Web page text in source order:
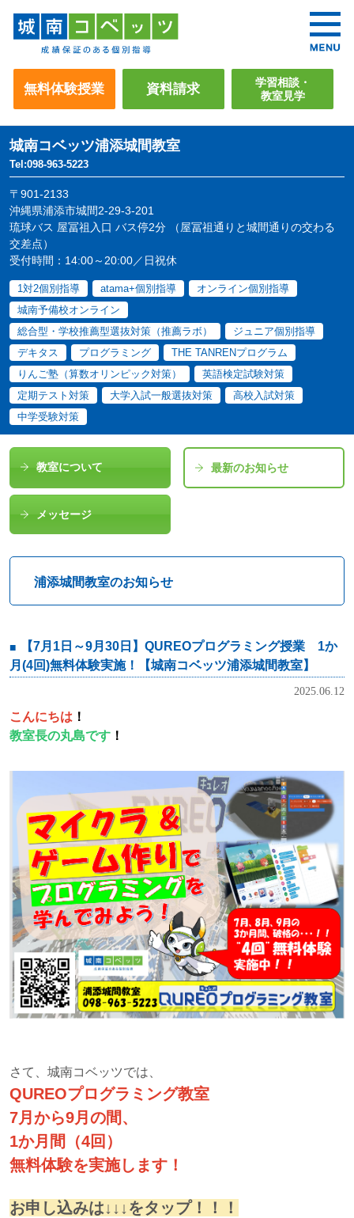
無料体験授業 資料請求
学習相談・
教室見学
城南コベッツ浦添城間教室
Tel:098-963-5223
〒901-2133
沖縄県浦添市城間2-29-3-201
琉球バス 屋冨祖入口 バス停2分 （屋冨祖通りと城間通りの交わる
交差点）
受付時間：14:00～20:00／日祝休
1対2個別指導 atama+個別指導
オンライン個別指導
城南予備校オンライン
総合型・学校推薦型選抜対策（推薦ラボ）
ジュニア個別指導
デキタス
プログラミング
THE TANRENプログラム
りんご塾（算数オリンピック対策）
英語検定試験対策
定期テスト対策
大学入試一般選抜対策
高校入試対策
中学受験対策
教室について 最新のお知らせ
メッセージ
浦添城間教室のお知らせ
【7月1日～9月30日】QUREOプログラミング授業 1か
月(4回)無料体験実施！【城南コベッツ浦添城間教室】
2025.06.12
こんにちは ！
教室長の丸島です ！
さて、城南コベッツでは、
QUREOプログラミング教室
7月から9月の間、
1か月間（4回）
無料体験を実施します！
お申し込みは↓↓↓をタップ！！！